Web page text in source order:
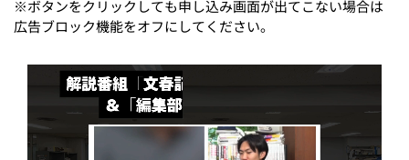
※ボタンをクリックしても申し込み画面が出てこない場合は
広告ブロック機能をオフにしてください。